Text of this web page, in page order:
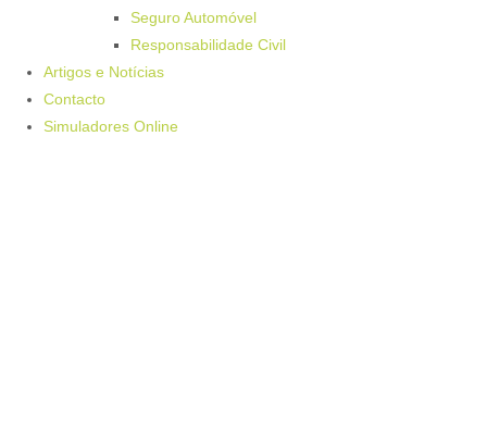
Seguro Automóvel
Responsabilidade Civil
Artigos e Notícias
Contacto
Simuladores Online